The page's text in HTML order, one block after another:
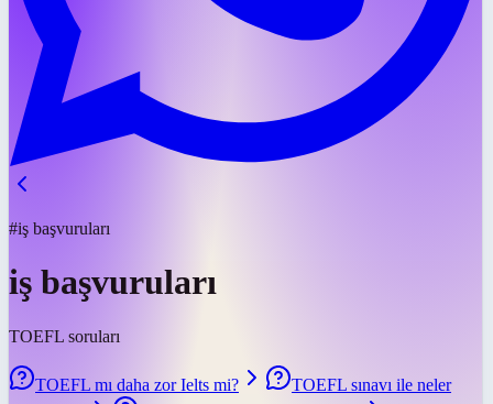
#iş başvuruları
iş başvuruları
TOEFL soruları
TOEFL mı daha zor Ielts mi?
TOEFL sınavı ile neler